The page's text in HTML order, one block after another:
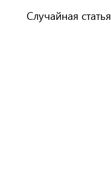
Случайная статья